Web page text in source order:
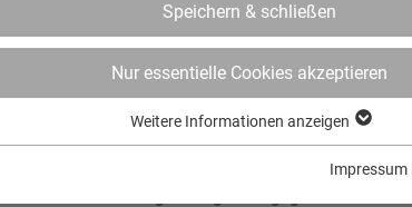
Speichern & schließen
Nur essentielle Cookies akzeptieren
Weitere Informationen anzeigen
Impressum
Pieux in Frankreich
aus Weener am Sonntagmorgen auf die
Am späten Abend kam der Bus wieder in
für Weeners Bürgermeister Heiko Abbas, der
buntes und vielfältiges Programm gegeben.